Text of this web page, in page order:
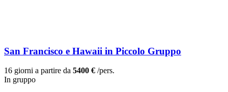
San Francisco e Hawaii in Piccolo Gruppo
16 giorni a partire da 5400 € /pers.
In gruppo